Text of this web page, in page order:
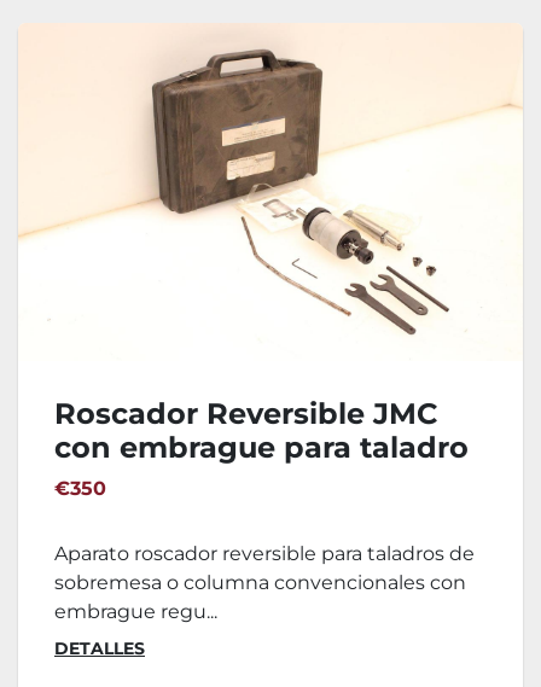
Roscador Reversible JMC
con embrague para taladro
€350
Aparato roscador reversible para taladros de
sobremesa o columna convencionales con
embrague regu...
DETALLES